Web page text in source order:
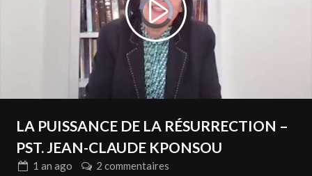
Video
Player
is
loading.
Play
Video
LA PUISSANCE DE LA RÉSURRECTION –
PST. JEAN-CLAUDE KPONSOU
1 an ago
2 commentaires